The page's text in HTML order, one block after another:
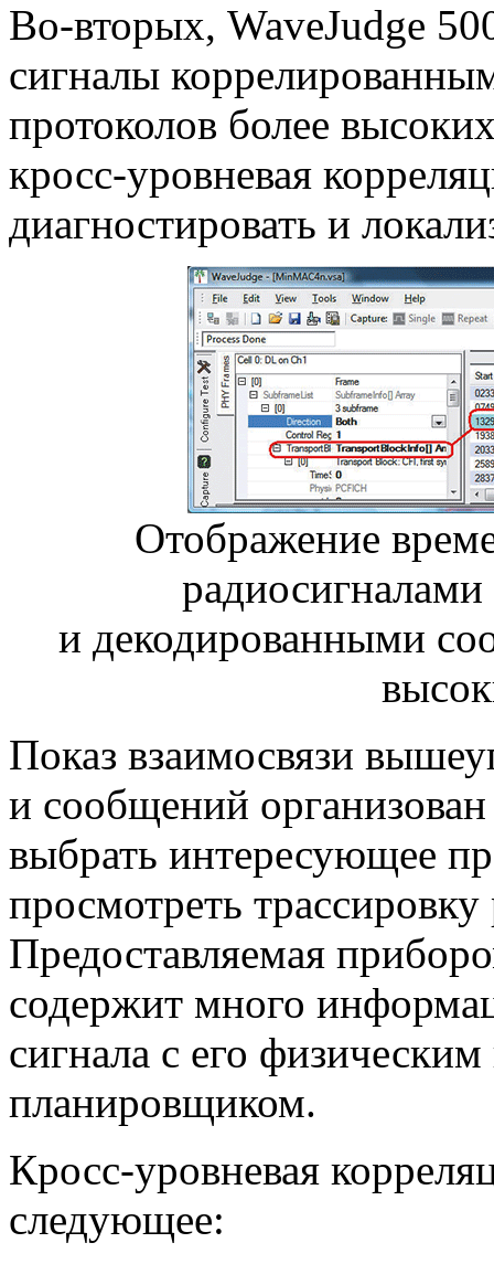
Во-вторых, WaveJudge
сигналы
протоколов более
кросс-уровневая
диагностировать и
Отображение
и декодированными
Показ взаимосвязи
и сообщений
выбрать интересующее
просмотреть
Предоставляемая
содержит много
сигнала с его
планировщиком.
Кросс-уровневая
следующее: